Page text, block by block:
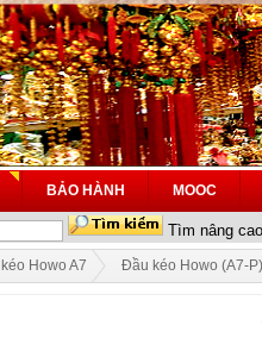
BẢO HÀNH MOOC
Tìm nâng cao
Howo A7 Đầu kéo Howo (A7-